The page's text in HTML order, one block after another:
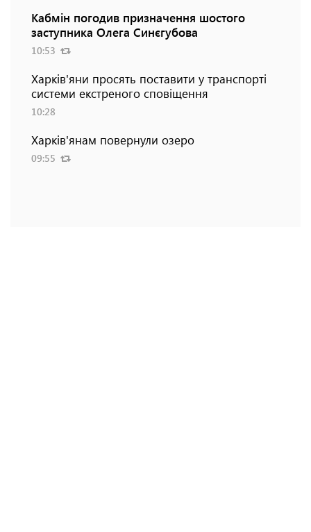
Кабмін погодив призначення шостого
заступника Олега Синєгубова
10:53
Харків'яни просять поставити у транспорті
системи екстреного сповіщення
10:28
Харків'янам повернули озеро
09:55